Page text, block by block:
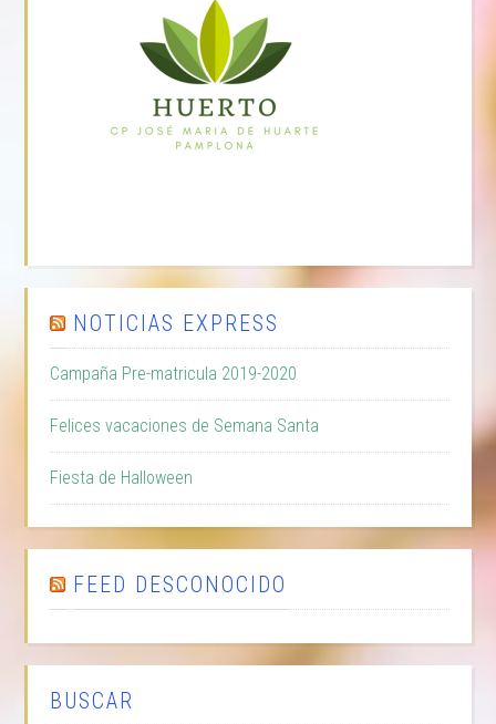
NOTICIAS EXPRESS
Campaña Pre-matricula 2019-2020
Felices vacaciones de Semana Santa
Fiesta de Halloween
FEED DESCONOCIDO
BUSCAR